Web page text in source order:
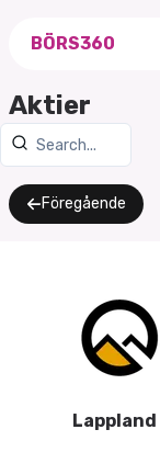
BÖRS360
Aktier
Föregående